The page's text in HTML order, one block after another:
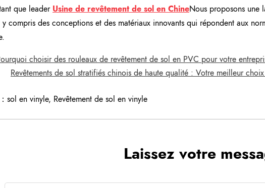
que leader Usine de revêtement de sol en ChineNous proposons une
compris des conceptions et des matériaux innovants qui répondent aux
choisir des rouleaux de revêtement de sol en PVC pour votre
Revêtements de sol stratifiés chinois de haute qualité : Votre meilleur
sol en vinyle, Revêtement de sol en vinyle
Laissez votre